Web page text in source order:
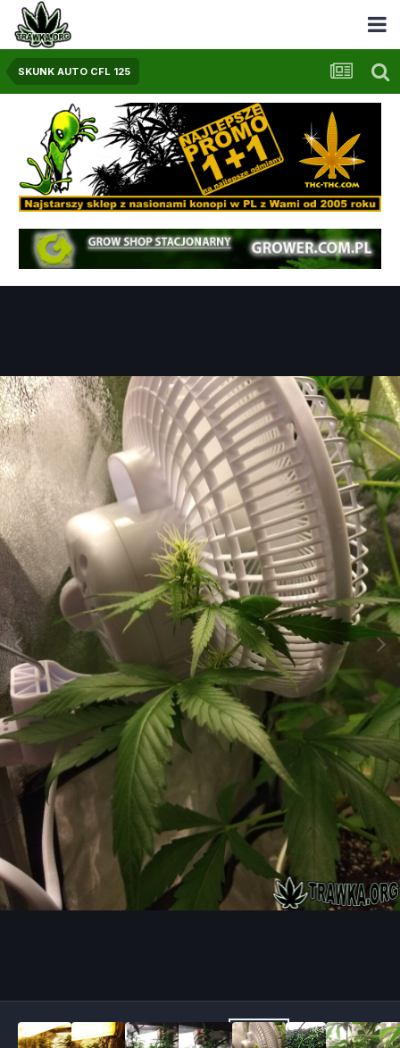
SKUNK AUTO CFL 125